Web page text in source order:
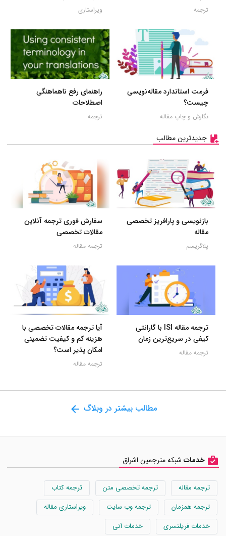
ترجمه ویراستاری
فرمت استاندارد مقاله‌نویسی
چیست؟
نگارش و چاپ مقاله
راهنمای رفع ناهماهنگی
اصطلاحات
ترجمه
جدیدترین مطالب
بازنویسی و پارافریز تخصصی
مقاله
پلاگریسم
سفارش فوری ترجمه آنلاین
مقالات تخصصی
ترجمه مقاله
ترجمه مقاله ISI با گارانتی
کیفی در سریع‌ترین زمان
ترجمه مقاله
آیا ترجمه مقالات تخصصی با
هزینه کم و کیفیت تضمینی
امکان پذیر است؟
ترجمه مقاله
مطالب بیشتر در وبلاگ
خدمات شبکه مترجمین اشراق
ترجمه مقاله ترجمه تخصصی متن
ترجمه کتاب
ترجمه همزمان
ترجمه وب سایت
ویراستاری مقاله
خدمات فریلنسری
خدمات آنی